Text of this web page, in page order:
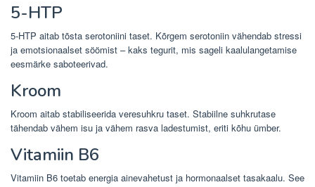
5-HTP
5-HTP aitab tõsta serotoniini taset. Kõrgem serotoniin vähendab stressi
ja emotsionaalset söömist – kaks tegurit, mis sageli kaalulangetamise
eesmärke saboteerivad.
Kroom
Kroom aitab stabiliseerida veresuhkru taset. Stabiilne suhkrutase
tähendab vähem isu ja vähem rasva ladestumist, eriti kõhu ümber.
Vitamiin B6
Vitamiin B6 toetab energia ainevahetust ja hormonaalset tasakaalu. See